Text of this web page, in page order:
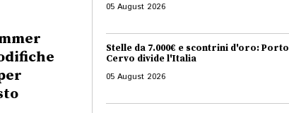
05 August 2026
Stelle da 7.000€ e scontrini d'oro: Porto
Cervo divide l'Italia
05 August 2026